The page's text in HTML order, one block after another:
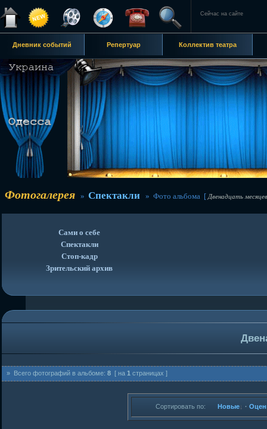
Сейчас на сайте
Дневник событий Репертуар Коллектив театра
Фотогалерея » Спектакли » Фото альбома [Двенадцать месяцев
Сами о себе
Спектакли
Стоп-кадр
Зрительский архив
» Всего фотографий в альбоме: 8 [ на 1 страницах ]
Сортировать по: Новые ·